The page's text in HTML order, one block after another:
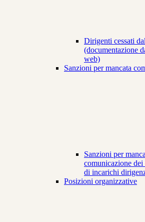
Dirigenti cessati
(documentazione
web)
Sanzioni per mancata
Sanzioni per
comunicazione
di incarichi
Posizioni organizzative